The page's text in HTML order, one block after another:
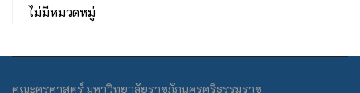
ไม่มีหมวดหมู่
คณะครุศาสตร์ มหาวิทยาลัยราชภัฏนครศรีธรรมราช